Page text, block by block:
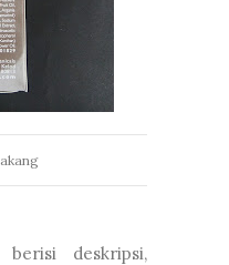
berisi deskripsi,